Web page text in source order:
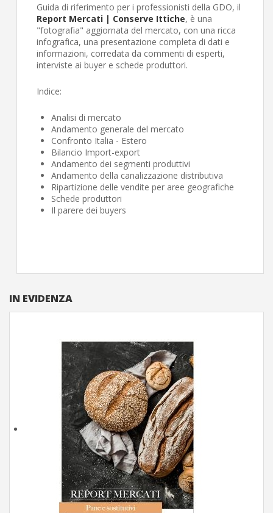
IN EVIDENZA
Guida di riferimento per i professionisti della GDO, il
Report Mercati | Conserve Ittiche, è una
"fotografia" aggiornata del mercato, con una ricca
infografica, una presentazione completa di dati e
informazioni, corredata da commenti di esperti,
interviste ai buyer e schede produttori.
Indice:
Analisi di mercato
Andamento generale del mercato
Confronto Italia - Estero
Bilancio Import-export
Andamento dei segmenti produttivi
Andamento della canalizzazione distributiva
Ripartizione delle vendite per aree geografiche
Schede produttori
Il parere dei buyers